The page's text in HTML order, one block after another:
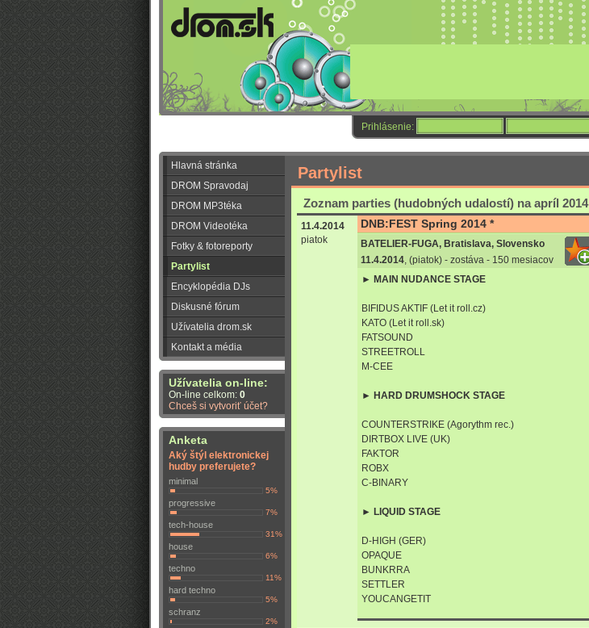
Prihlásenie:
Hlavná stránka
DROM Spravodaj
DROM MP3téka
DROM Videotéka
Fotky & fotoreporty
Partylist
Encyklopédia DJs
Diskusné fórum
Užívatelia drom.sk
Kontakt a média
Užívatelia on-line:
On-line celkom: 0
Chceš si vytvoriť účet?
Anketa
Aký štýl elektronickej
hudby preferujete?
minimal
5%
progressive
7%
tech-house
31%
house
6%
techno
11%
hard techno
5%
schranz
2%
Partylist
Zoznam parties (hudobných udalostí) na apríl 2014
11.4.2014
piatok
DNB:FEST Spring 2014 *
BATELIER-FUGA, Bratislava, Slovensko
11.4.2014, (piatok) - zostáva - 150 mesiacov
► MAIN NUDANCE STAGE
BIFIDUS AKTIF (Let it roll.cz)
KATO (Let it roll.sk)
FATSOUND
STREETROLL
M-CEE
► HARD DRUMSHOCK STAGE
COUNTERSTRIKE (Agorythm rec.)
DIRTBOX LIVE (UK)
FAKTOR
ROBX
C-BINARY
► LIQUID STAGE
D-HIGH (GER)
OPAQUE
BUNKRRA
SETTLER
YOUCANGETIT